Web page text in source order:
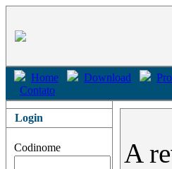
Home Download
Contato
Login
Codinome
A